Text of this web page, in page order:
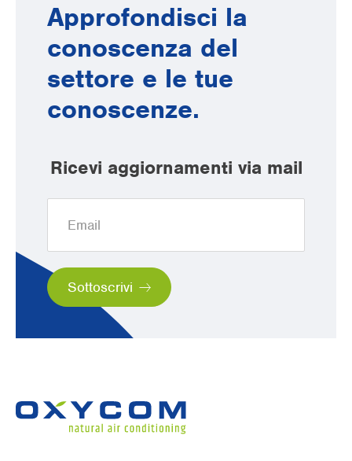
Approfondisci la
conoscenza del
settore e le tue
conoscenze.
Ricevi aggiornamenti via mail